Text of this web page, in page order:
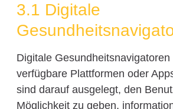
3.1 Digitale
Digitale
verfügbare Plattformen oder
sind darauf ausgelegt, den
Möglichkeit zu geben,